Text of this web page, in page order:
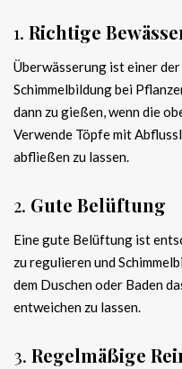
1. Richtige
Überwässerung ist einer
Schimmelbildung bei
dann zu gießen, wenn die
Verwende Töpfe mit
abfließen zu lassen.
2. Gute Belüftung
Eine gute Belüftung ist
zu regulieren und
dem Duschen oder Baden
entweichen zu lassen.
3. Regelmäßige